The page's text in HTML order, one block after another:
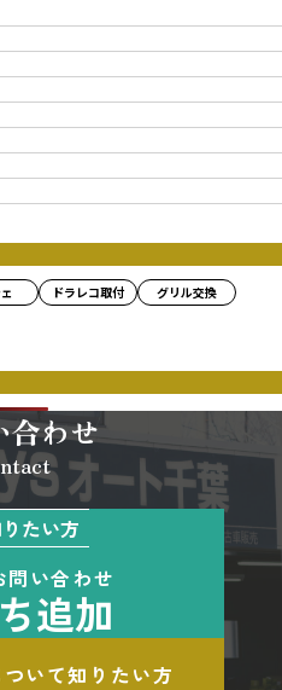
ドラレコ取付
グリル交換
合わせ
たい方
問い合わせ
追加
いて知りたい方